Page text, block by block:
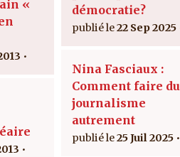
«
démocratie?
22 Sep 2025
Nina Fasciaux :
Comment faire du
journalisme
autrement
25 Juil 2025